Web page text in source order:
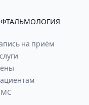
на приём